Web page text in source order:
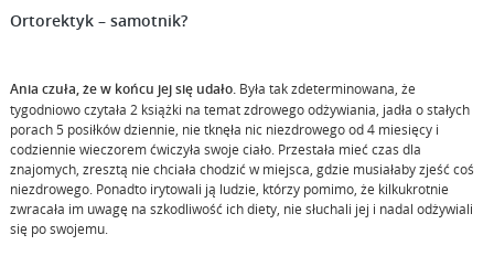
Ortorektyk – samotnik?
Ania czuła, że w końcu jej się udało. Była tak zdeterminowana, że
tygodniowo czytała 2 książki na temat zdrowego odżywiania, jadła o stałych
porach 5 posiłków dziennie, nie tknęła nic niezdrowego od 4 miesięcy i
codziennie wieczorem ćwiczyła swoje ciało. Przestała mieć czas dla
znajomych, zresztą nie chciała chodzić w miejsca, gdzie musiałaby zjeść coś
niezdrowego. Ponadto irytowali ją ludzie, którzy pomimo, że kilkukrotnie
zwracała im uwagę na szkodliwość ich diety, nie słuchali jej i nadal odżywiali
się po swojemu.